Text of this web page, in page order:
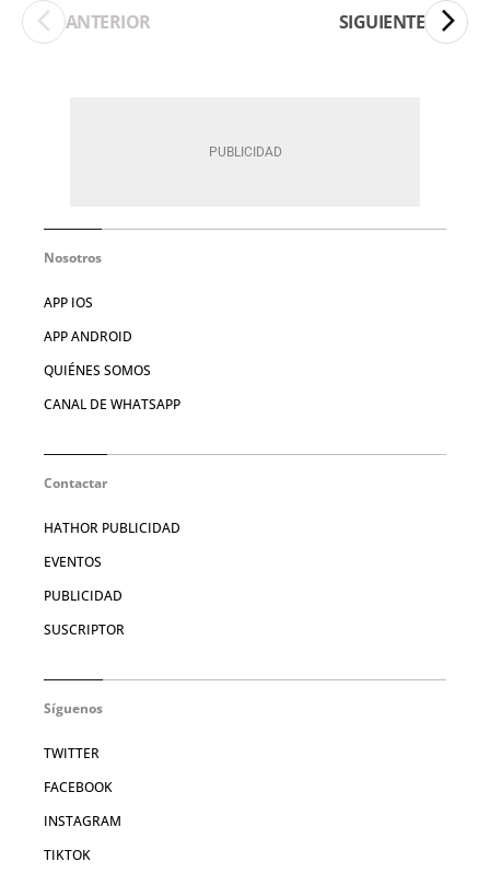
ANTERIOR SIGUIENTE
Nosotros
APP IOS
APP ANDROID
QUIÉNES SOMOS
CANAL DE WHATSAPP
Contactar
HATHOR PUBLICIDAD
EVENTOS
PUBLICIDAD
SUSCRIPTOR
Síguenos
TWITTER
FACEBOOK
INSTAGRAM
TIKTOK